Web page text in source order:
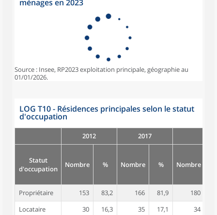
ménages en 2023
Source : Insee, RP2023 exploitation principale, géographie au
01/01/2026.
LOG T10 - Résidences principales selon le statut
d'occupation
2012 2017
Statut
d'occupation
Nombre % Nombre % Nombre
Propriétaire 153 83,2 166 81,9 180
Locataire
30 16,3 35 17,1 34